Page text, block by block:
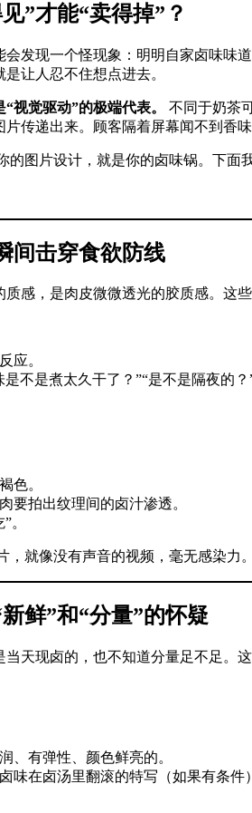
”才能“卖得掉”？
发现一个怪现象：明明自家卤味
让人忍不住想点进去。
视觉驱动”的极端代表。
不同于奶茶
递出来。顾客隔着屏幕闻不到香
的图片设计，就是你的卤味锅。下面
间击穿食欲防线
感，是肉皮微微透光的胶质感。这
应。
不是煮太久干了？”“是不是隔夜的？
色。
要拍出纹理间的卤汁渗透。
。
，就像没有声音的视频，毫无感染力。
鲜”和“分量”的怀疑
天现卤的，也不知道分量足不足。
、有弹性、颜色鲜亮的。
在卤汤里翻滚的特写（如果有条件